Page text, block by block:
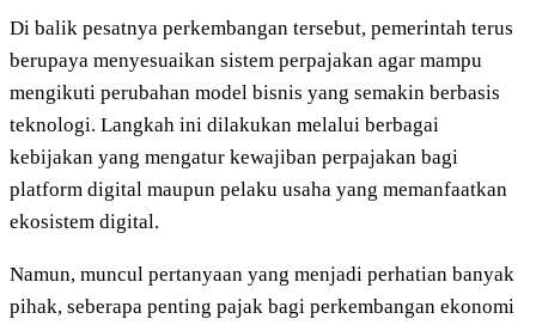
Di balik pesatnya perkembangan tersebut, pemerintah terus
berupaya menyesuaikan sistem perpajakan agar mampu
mengikuti perubahan model bisnis yang semakin berbasis
teknologi. Langkah ini dilakukan melalui berbagai
kebijakan yang mengatur kewajiban perpajakan bagi
platform digital maupun pelaku usaha yang memanfaatkan
ekosistem digital.
Namun, muncul pertanyaan yang menjadi perhatian banyak
pihak, seberapa penting pajak bagi perkembangan ekonomi